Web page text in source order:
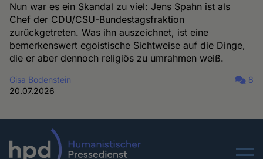
Nun war es ein Skandal zu viel: Jens Spahn ist als
Chef der CDU/CSU-Bundestagsfraktion
zurückgetreten. Was ihn auszeichnet, ist eine
bemerkenswert egoistische Sichtweise auf die Dinge,
die er aber dennoch religiös zu umrahmen weiß.
Gisa Bodenstein
20.07.2026
8